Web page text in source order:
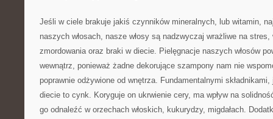
Jeśli w ciele brakuje jakiś czynników mineralnych, lub witamin,
naszych włosach, nasze włosy są nadzwyczaj wrażliwe na
zmordowania oraz braki w diecie. Pielęgnacje naszych włosów
wewnątrz, ponieważ żadne dekorujące szampony nam nie
poprawnie odżywione od wnętrza. Fundamentalnymi
diecie to cynk. Koryguje on ukrwienie cery, ma wpływ na
go odnaleźć w orzechach włoskich, kukurydzy, migdałach.